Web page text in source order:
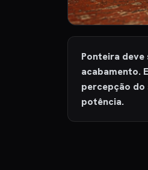
Ponteira
acabamento.
percepção do
potência.